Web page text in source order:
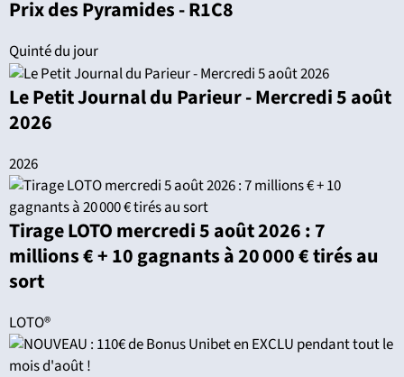
Prix des Pyramides - R1C8
Quinté du jour
Le Petit Journal du Parieur - Mercredi 5 août
2026
2026
Tirage LOTO mercredi 5 août 2026 : 7
millions € + 10 gagnants à 20 000 € tirés au
sort
LOTO®